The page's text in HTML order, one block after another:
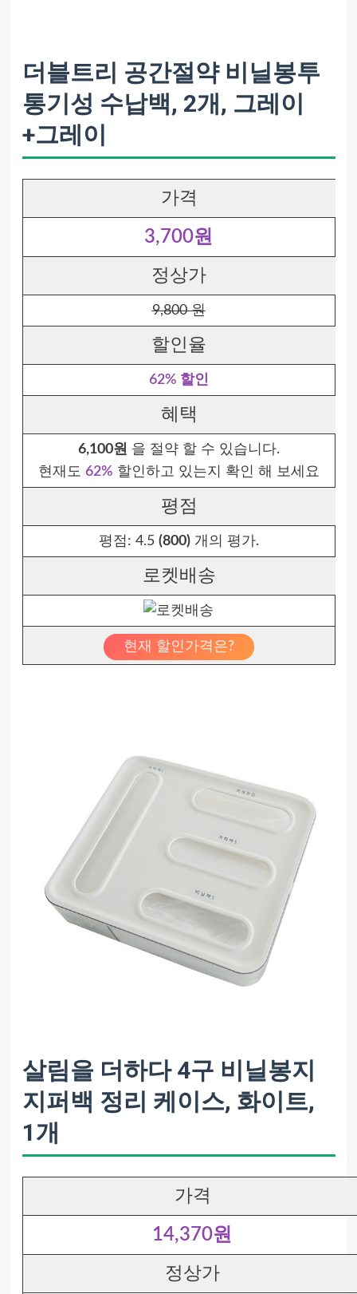
더블트리 공간절약 비닐봉투
통기성 수납백, 2개, 그레이
+그레이
가격
3,700원
정상가
9,800 원
할인율
62% 할인
혜택
6,100원 을 절약 할 수 있습니다.
현재도 62% 할인하고 있는지 확인 해 보세요
평점
평점: 4.5 (800)개의 평가.
로켓배송
현재 할인가격은?
살림을 더하다 4구 비닐봉지
지퍼백 정리 케이스, 화이트,
1개
가격
14,370원
정상가